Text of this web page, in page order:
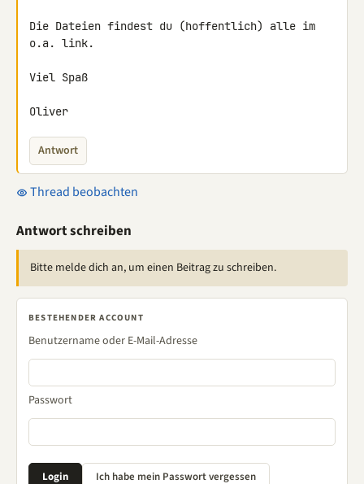
Die Dateien findest du (hoffentlich) alle im
o.a. link.
Viel Spaß
Oliver
Antwort
Thread beobachten
Antwort schreiben
Bitte melde dich an, um einen Beitrag zu schreiben.
BESTEHENDER ACCOUNT
Benutzername oder E-Mail-Adresse
Passwort